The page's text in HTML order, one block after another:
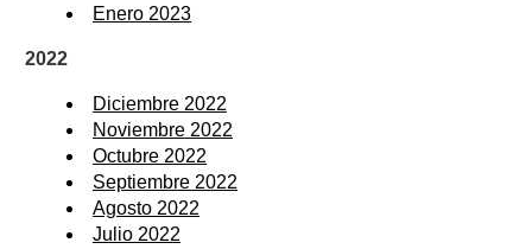
Enero 2023
2022
Diciembre 2022
Noviembre 2022
Octubre 2022
Septiembre 2022
Agosto 2022
Julio 2022